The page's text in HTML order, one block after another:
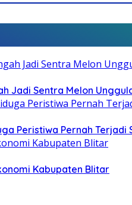
Jadi Sentra Melon
Peristiwa Pernah Terjadi
Kabupaten Blitar